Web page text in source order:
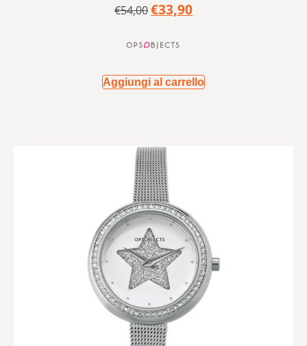
€54,00€33,90
Aggiungi al carrello